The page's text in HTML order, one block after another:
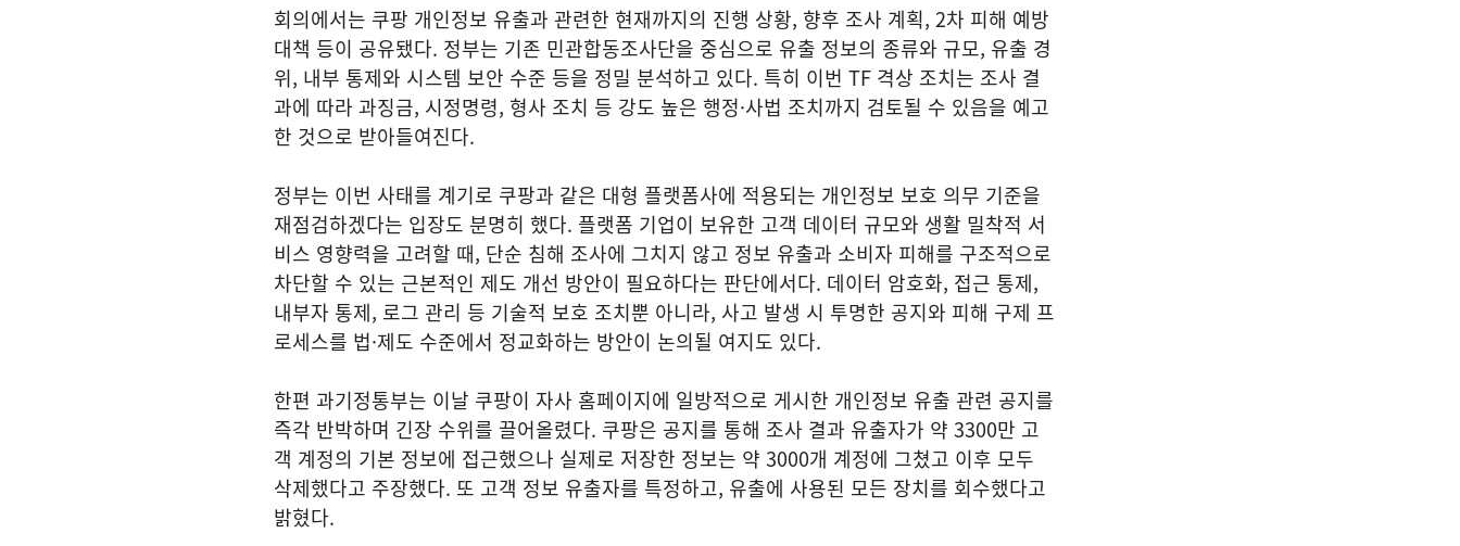
회의에서는 쿠팡 개인정보 유출과 관련한 현재까지의 진행 상황, 향후 조사 계획, 2차 피해 예방
대책 등이 공유됐다. 정부는 기존 민관합동조사단을 중심으로 유출 정보의 종류와 규모, 유출 경
위, 내부 통제와 시스템 보안 수준 등을 정밀 분석하고 있다. 특히 이번 TF 격상 조치는 조사 결
과에 따라 과징금, 시정명령, 형사 조치 등 강도 높은 행정·사법 조치까지 검토될 수 있음을 예고
한 것으로 받아들여진다.
정부는 이번 사태를 계기로 쿠팡과 같은 대형 플랫폼사에 적용되는 개인정보 보호 의무 기준을
재점검하겠다는 입장도 분명히 했다. 플랫폼 기업이 보유한 고객 데이터 규모와 생활 밀착적 서
비스 영향력을 고려할 때, 단순 침해 조사에 그치지 않고 정보 유출과 소비자 피해를 구조적으로
차단할 수 있는 근본적인 제도 개선 방안이 필요하다는 판단에서다. 데이터 암호화, 접근 통제,
내부자 통제, 로그 관리 등 기술적 보호 조치뿐 아니라, 사고 발생 시 투명한 공지와 피해 구제 프
로세스를 법·제도 수준에서 정교화하는 방안이 논의될 여지도 있다.
한편 과기정통부는 이날 쿠팡이 자사 홈페이지에 일방적으로 게시한 개인정보 유출 관련 공지를
즉각 반박하며 긴장 수위를 끌어올렸다. 쿠팡은 공지를 통해 조사 결과 유출자가 약 3300만 고
객 계정의 기본 정보에 접근했으나 실제로 저장한 정보는 약 3000개 계정에 그쳤고 이후 모두
삭제했다고 주장했다. 또 고객 정보 유출자를 특정하고, 유출에 사용된 모든 장치를 회수했다고
밝혔다.